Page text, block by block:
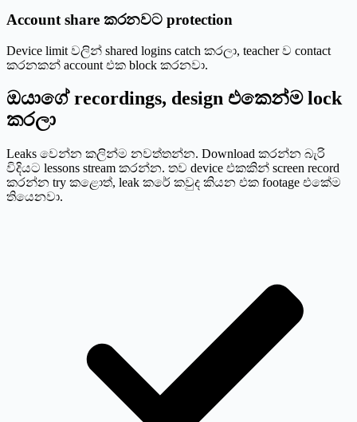
Account share කරනවට protection
Device limit වලින් shared logins catch කරලා, teacher ව contact
කරනකන් account එක block කරනවා.
ඔයාගේ recordings, design එකෙන්ම lock
කරලා
Leaks වෙන්න කලින්ම නවත්තන්න. Download කරන්න බැරි
විදියට lessons stream කරන්න. තව device එකකින් screen record
කරන්න try කළොත්, leak කරේ කවුද කියන එක footage එකේම
තියෙනවා.